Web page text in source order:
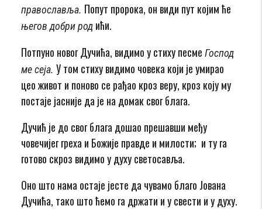
православља. Попут пророка, он види пут којим ће
његов добри род ићи.
Потпуно новог Дучића, видимо у стиху песмеГоспод
ме сеја.У том стиху видимо човека који је умирао
цео живот и поново се рађао кроз веру, кроз коју му
постаје јасније да је на домак свог блага.
Дучић је до свог блага дошао прешавши међу
човечијег греха и Божије правде и милости; и ту га
готово скроз видимо у духу светосавља.
Оно што нама остаје јесте да чувамо благо Јована
Дучића, тако што ћемо га држати и у свести и у духу.